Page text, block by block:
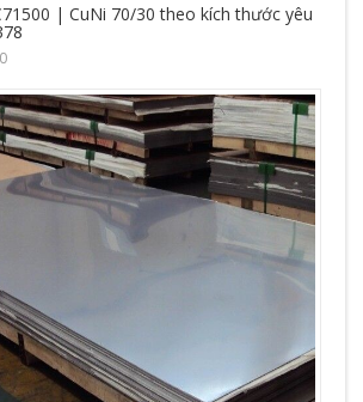
| CuNi 70/30 theo kích thước yêu
0